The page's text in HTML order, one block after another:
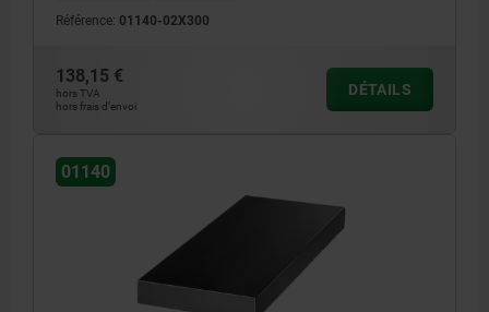
Référence: 01140-02X300
138,15 €
hors TVA
hors frais d’envoi
DÉTAILS
01140